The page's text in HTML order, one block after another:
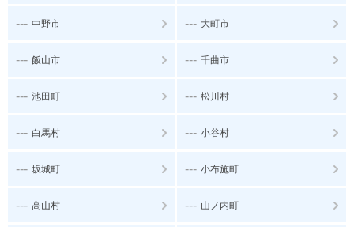
--- 中野市 --- 大町市
--- 飯山市 --- 千曲市
--- 池田町 --- 松川村
--- 白馬村 --- 小谷村
--- 坂城町 --- 小布施町
--- 高山村 --- 山ノ内町